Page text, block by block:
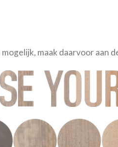
maak daarvoor aan